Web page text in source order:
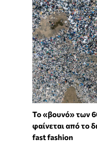
Το «βουνό» των
φαίνεται από το
fast fashion